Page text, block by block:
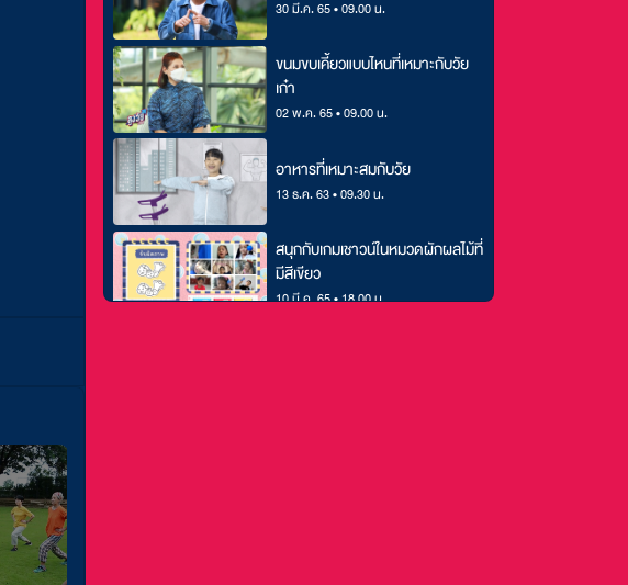
30 มี.ค. 65 • 09.00 น.
ขนมขบเคี้ยวแบบไหนที่เหมาะกับวัย
เก๋า
02 พ.ค. 65 • 09.00 น.
อาหารที่เหมาะสมกับวัย
13 ธ.ค. 63 • 09.30 น.
สนุกกับเกมเชาวน์ในหมวดผักผลไม้ที่
มีสีเขียว
10 มี.ค. 65 • 18.00 น.